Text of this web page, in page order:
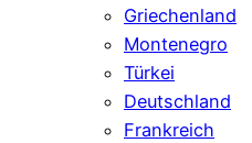
Griechenland
Montenegro
Türkei
Deutschland
Frankreich